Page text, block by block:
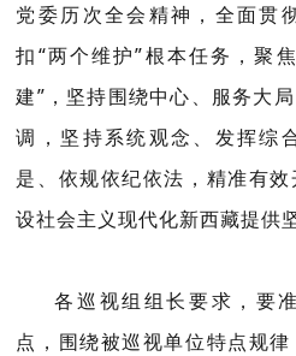
党委历次全会精神，全面贯
扣“两个维护”根本任务，聚
建”，坚持围绕中心、服务大
调，坚持系统观念、发挥综
是、依规依纪依法，精准有
设社会主义现代化新西藏提供
各巡视组组长要求，要
点，围绕被巡视单位特点规